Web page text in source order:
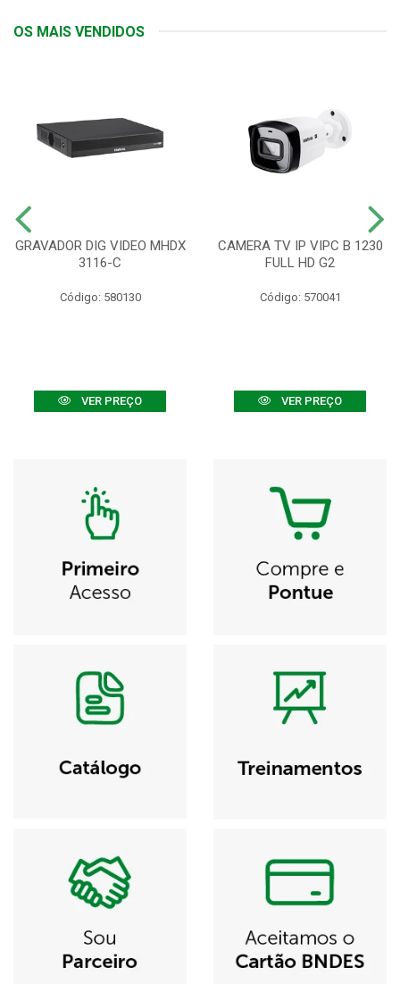
OS MAIS VENDIDOS
GRAVADOR DIG VIDEO MHDX
3116-C
Código: 580130
VER PREÇO
CAMERA TV IP VIPC B 1230
FULL HD G2
Código: 570041
VER PREÇO